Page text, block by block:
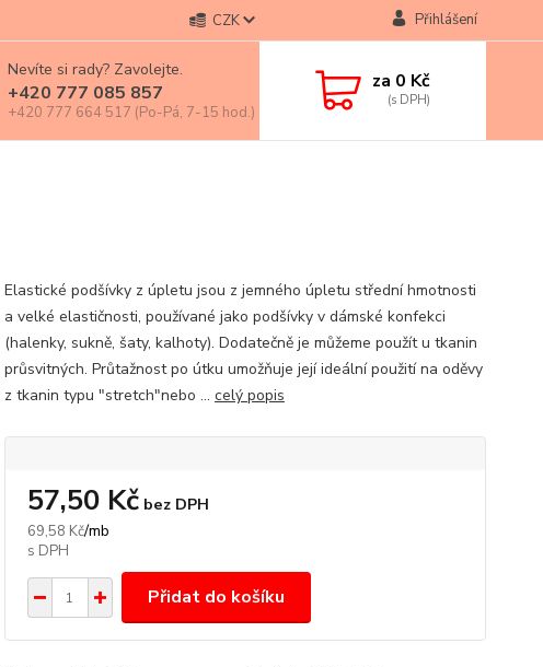
CZK Přihlášení
Nevíte si rady? Zavolejte.
+420 777 085 857
+420 777 664 517 (Po-Pá, 7-15 hod.)
za 0 Kč
Elastické podšívky z úpletu jsou z jemného úpletu střední hmotnosti
a velké elastičnosti, používané jako podšívky v dámské konfekci
(halenky, sukně, šaty, kalhoty). Dodatečně je můžeme použít u tkanin
průsvitných. Průtažnost po útku umožňuje její ideální použití na oděvy
z tkanin typu "stretch"nebo ... celý popis
69,58 Kč/mb
57,50 Kč bez DPH
Přidat do košíku